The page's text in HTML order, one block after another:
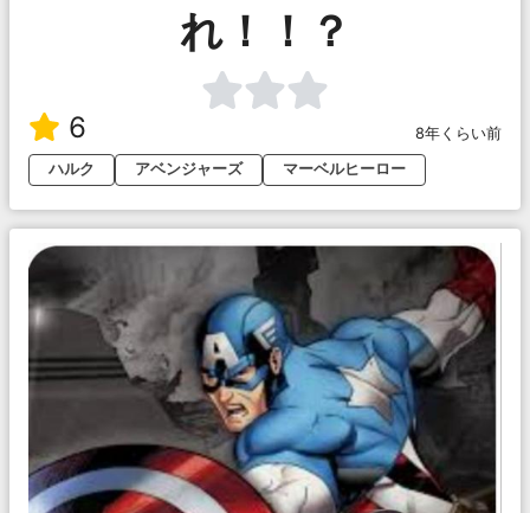
れ！！？
6
8年くらい前
ハルク
アベンジャーズ マーベルヒーロー